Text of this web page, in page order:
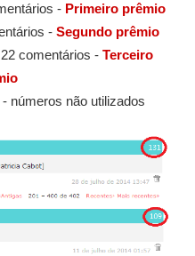
- Primeiro prêmio
- Segundo prêmio
comentários - Terceiro
números não utilizados